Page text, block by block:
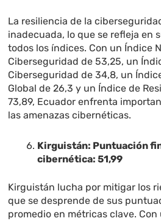
La resiliencia de la
inadecuada, lo que se refleja en
todos los índices. Con un Índice
Ciberseguridad de 53,25, un
Ciberseguridad de 34,8, un
Global de 26,3 y un Índice de
73,89, Ecuador enfrenta
las amenazas cibernéticas.
Kirguistán: Puntuación
cibernética: 51,99
Kirguistán lucha por mitigar los
que se desprende de sus
promedio en métricas clave.